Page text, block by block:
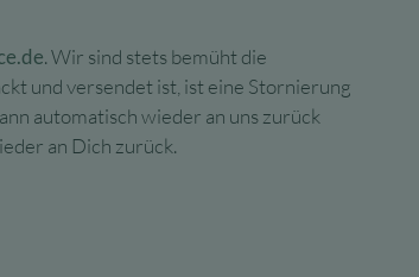
. Wir sind stets bemüht die
und versendet ist, ist eine Stornierung
automatisch wieder an uns zurück
an Dich zurück.